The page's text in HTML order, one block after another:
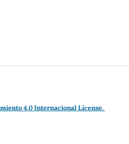
4.0 Internacional License.